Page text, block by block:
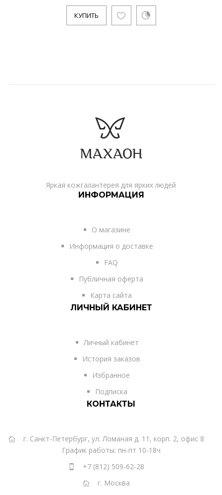
КУПИТЬ
Яркая кожгалантерея для ярких людей
ИНФОРМАЦИЯ
О магазине
Информация о доставке
FAQ
Публичная оферта
Карта сайта
ЛИЧНЫЙ КАБИНЕТ
Личный кабинет
История заказов
Избранное
Подписка
КОНТАКТЫ
г. Санкт-Петербург, ул. Ломаная д. 11, корп. 2, офис 8
График работы: пн-пт 10-18ч
+7 (812) 509-62-28
г. Москва